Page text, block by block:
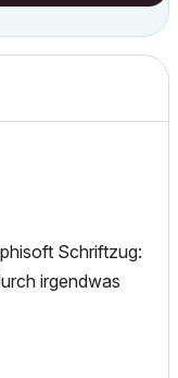
Schriftzug:
irgendwas